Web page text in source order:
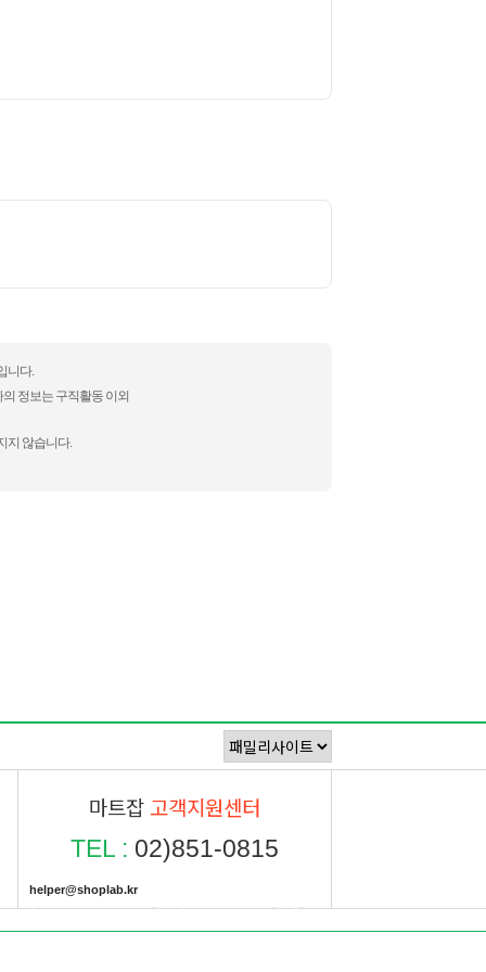
니다.
정보는 구직활동 이외
지 않습니다.
마트잡 고객지원센터
TEL : 02)851-0815
helper@shoplab.kr
평일 오전9시30분 ~ 오후6시30분 / 주말 및 공휴일 휴무